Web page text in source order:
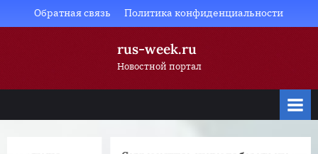
to
Обратная связь Политика конфиденциальности
rus-week.ru
Новостной портал